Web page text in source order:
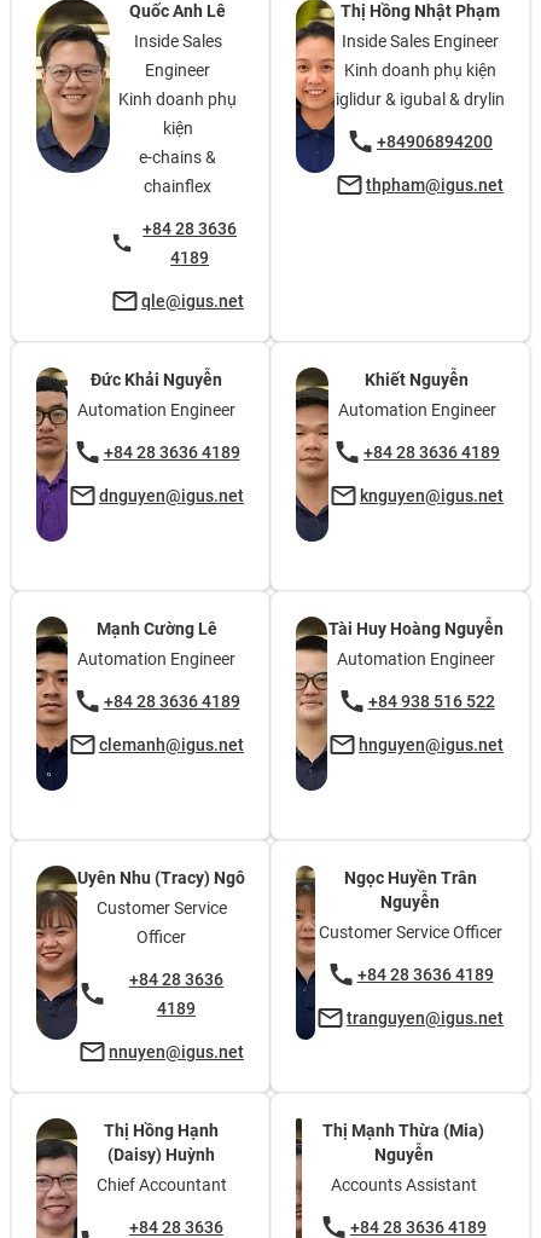
Quốc Anh Lê
Inside Sales
Engineer
Kinh doanh phụ
kiện
e-chains &
chainflex
+84 28 3636
4189
qle@igus.net
Thị Hồng Nhật Phạm
Inside Sales Engineer
Kinh doanh phụ kiện
iglidur & igubal & drylin
+84906894200
thpham@igus.net
Đức Khải Nguyễn
Automation Engineer
+84 28 3636 4189
dnguyen@igus.net
Khiết Nguyễn
Automation Engineer
+84 28 3636 4189
knguyen@igus.net
Mạnh Cường Lê
Automation Engineer
+84 28 3636 4189
clemanh@igus.net
Tài Huy Hoàng Nguyễn
Automation Engineer
+84 938 516 522
hnguyen@igus.net
Uyên Nhu (Tracy) Ngô
Customer Service
Officer
+84 28 3636
4189
nnuyen@igus.net
Ngọc Huyền Trân
Nguyễn
Customer Service Officer
+84 28 3636 4189
tranguyen@igus.net
Thị Hồng Hạnh
(Daisy) Huỳnh
Chief Accountant
+84 28 3636
Thị Mạnh Thừa (Mia)
Nguyễn
Accounts Assistant
+84 28 3636 4189